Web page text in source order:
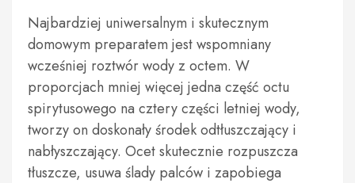
Najbardziej uniwersalnym i skutecznym
domowym preparatem jest wspomniany
wcześniej roztwór wody z octem. W
proporcjach mniej więcej jedna część octu
spirytusowego na cztery części letniej wody,
tworzy on doskonały środek odtłuszczający i
nabłyszczający. Ocet skutecznie rozpuszcza
tłuszcze, usuwa ślady palców i zapobiega